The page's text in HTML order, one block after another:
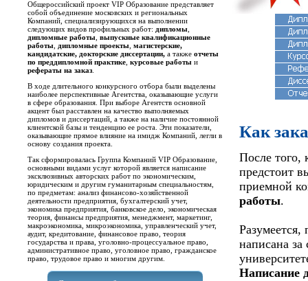
Общероссийский проект VIP Образование представляет
собой объединение московских и региональных
Компаний, специализирующихся на выполнении
следующих видов профильных работ: дипломы
дипломные работы выпускные квалификационные
работы дипломные проекты магистерские,
кандидатские, докторские диссертации, а также отчеты
по преддипломной практике курсовые работы и
рефераты на заказ.
В ходе длительного конкурсного отбора были выделены
наиболее перспективные Агентства, оказывающие услуги
в сфере образования. При выборе Агентств основной
акцент был расставлен на качество выполняемых
дипломов и диссертаций, а также на наличие постоянной
клиентской базы и тенденцию ее роста. Эти показатели,
оказывающие прямое влияние на имидж Компаний, легли в
основу создания проекта.
Так сформировалась Группа Компаний VIP Образование,
основными видами услуг которой является написание
эксклюзивных авторских работ по экономическим,
юридическим и другим гуманитарным специальностям,
по предметам: анализ финансово-хозяйственной
деятельности предприятия, бухгалтерский учет,
экономика предприятия, банковское дело, экономическая
теория, финансы предприятия, менеджмент, маркетинг,
макроэкономика, микроэкономика, управленческий учет,
аудит, кредитование, финансовое право, теория
государства и права, уголовно-процессуальное право,
административное право, уголовное право, гражданское
право, трудовое право и многим другим.
Как
После того,
предстоит
приемной
работы.
написана за
Написание